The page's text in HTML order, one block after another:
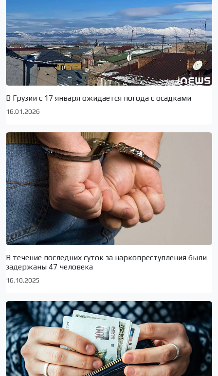
В Грузии с 17 января ожидается погода с осадками
16.01.2026
В течение последних суток за наркопреступления были
задержаны 47 человека
16.10.2025